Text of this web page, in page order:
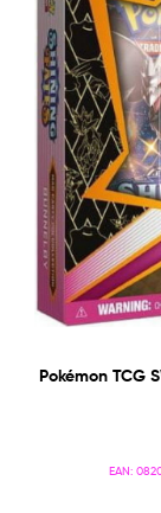
Pokémon TCG
EAN: